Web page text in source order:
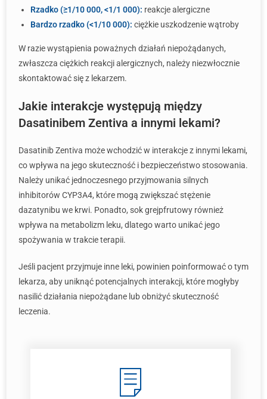
Rzadko (≥1/10 000, <1/1 000): reakcje alergiczne
Bardzo rzadko (<1/10 000): ciężkie uszkodzenie wątroby
W razie wystąpienia poważnych działań niepożądanych,
zwłaszcza ciężkich reakcji alergicznych, należy niezwłocznie
skontaktować się z lekarzem.
Jakie interakcje występują między
Dasatinibem Zentiva a innymi lekami?
Dasatinib Zentiva może wchodzić w interakcje z innymi lekami,
co wpływa na jego skuteczność i bezpieczeństwo stosowania.
Należy unikać jednoczesnego przyjmowania silnych
inhibitorów CYP3A4, które mogą zwiększać stężenie
dazatynibu we krwi. Ponadto, sok grejpfrutowy również
wpływa na metabolizm leku, dlatego warto unikać jego
spożywania w trakcie terapii.
Jeśli pacjent przyjmuje inne leki, powinien poinformować o tym
lekarza, aby uniknąć potencjalnych interakcji, które mogłyby
nasilić działania niepożądane lub obniżyć skuteczność
leczenia.